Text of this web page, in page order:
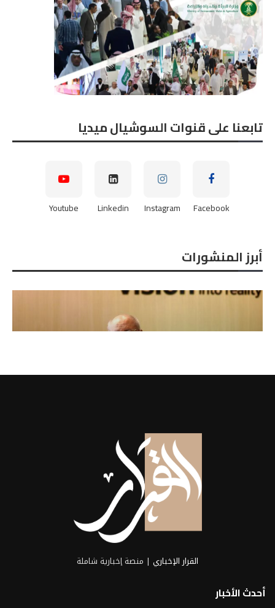
تابعنا على قنوات السوشيال ميديا
Facebook
Instagram
Linkedin
Youtube
أبرز المنشورات
القرار الإخباري | منصة إخبارية شاملة
أحدث الأخبار